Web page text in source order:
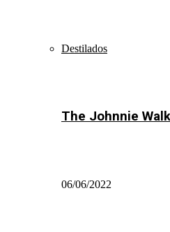
Destilados
The Johnnie
06/06/2022